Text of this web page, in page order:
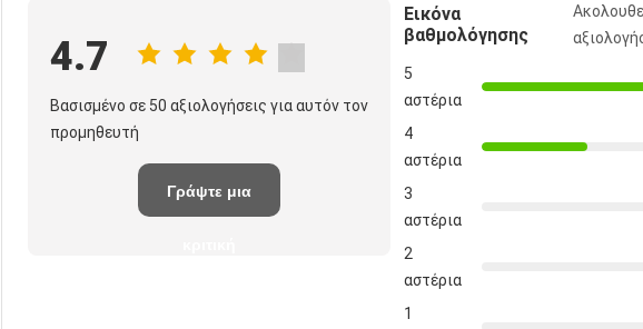
4.7
Βασισμένο σε 50 αξιολογήσεις για αυτόν τον
προμηθευτή
Γράψτε μια
Εικόνα
βαθμολόγησης
5
αστέρια
4
αστέρια
3
αστέρια
2
αστέρια
1